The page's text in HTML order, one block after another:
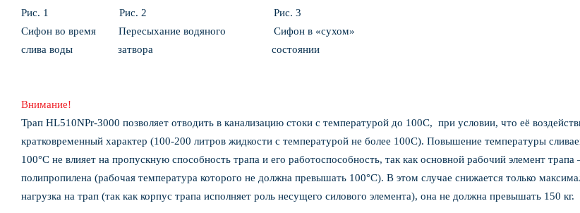
Рис. 1 Рис. 2 Рис. 3
Сифон во время Пересыхание водяного Сифон в «сухом»
слива воды затвора состоянии
Внимание!
Трап HL510NPr-3000 позволяет отводить в канализацию стоки с температурой до 100С, при условии, что её
кратковременный характер (100-200 литров жидкости с температурой не более 100С). Повышение температуры
100°С не влияет на пропускную способность трапа и его работоспособность, так как основной рабочий элемент
полипропилена (рабочая температура которого не должна превышать 100°С). В этом случае снижается только
нагрузка на трап (так как корпус трапа исполняет роль несущего силового элемента), она не должна превышать 150 кг.